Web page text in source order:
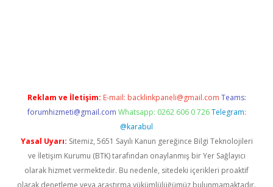
Reklam ve İletişim: E-mail: backlinkpaneli@gmail.com Teams:
forumhizmeti@gmail.com Whatsapp: 0262 606 0 726 Telegram:
@karabul
Yasal Uyarı: Sitemiz, 5651 Sayılı Kanun gereğince Bilgi Teknolojileri
ve İletişim Kurumu (BTK) tarafından onaylanmış bir Yer Sağlayıcı
olarak hizmet vermektedir. Bu nedenle, sitedeki içerikleri proaktif
olarak denetleme veya araştırma yükümlülüğümüz bulunmamaktadır.